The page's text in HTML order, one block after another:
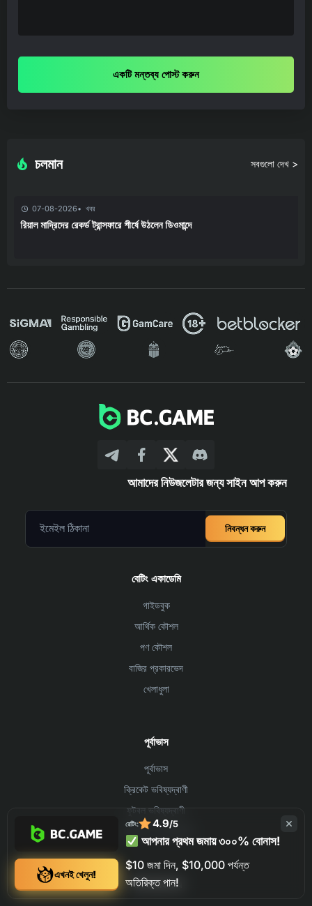
একটি মন্তব্য পোস্ট করুন
চলমান সবগুলো দেখ >
07-08-2026 খবর
রিয়াল মাদ্রিদের রেকর্ড ট্রান্সফারে শীর্ষে উঠলেন ডিওমান্দে
আমাদের নিউজলেটার জন্য সাইন আপ করুন
নিবন্ধন করুন
বেটিং একাডেমি
গাইডবুক
আর্থিক কৌশল
পণ কৌশল
বাজির প্রকারভেদ
খেলাধুলা
পূর্বাভাস
পূর্বাভাস
ক্রিকেট ভবিষ্যদ্বাণী
ফুটবল ভবিষ্যদ্বাণী
বাস্কেটবল ভবিষ্যদ্বাণী
শীর্ষ খেলার খবর
এখনই খেলুন!
রেটিং: 4.9/5
আপনার প্রথম জমায় ৩০০% বোনাস!
$10 জমা দিন, $10,000 পর্যন্ত
অতিরিক্ত পান!